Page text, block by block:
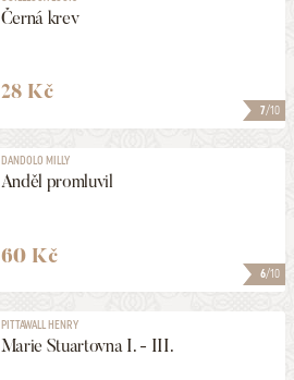
7/10
Černá krev
28 Kč
6/10
DANDOLO MILLY
Anděl promluvil
60 Kč
PITTAWALL HENRY
Marie Stuartovna I. - III.